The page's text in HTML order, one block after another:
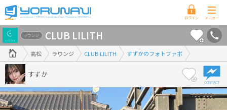
香
川
県
版
高松 ラウンジ CLUB LILITH すずかのフォトファボ
ラウンジ CLUB LILITH
すずか